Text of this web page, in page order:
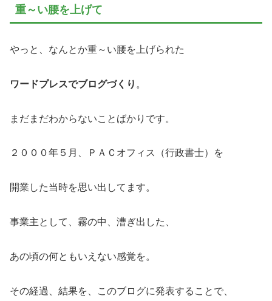
重～い腰を上げて
やっと、なんとか重～い腰を上げられた
ワードプレスでブログづくり 。
まだまだわからないことばかりです。
２０００年５月、ＰＡＣオフィス（行政書士）を
開業した当時を思い出してます。
事業主として、霧の中、漕ぎ出した、
あの頃の何ともいえない感覚を。
その経過、結果を、このブログに発表することで、